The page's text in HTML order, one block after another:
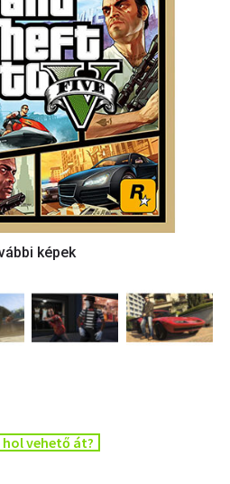
hol vehető át?